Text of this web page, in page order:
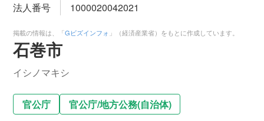
法人番号 1000020042021
掲載の情報は、「Gビズインフォ 」（経済産業省）をもとに作成しています。
石巻市
イシノマキシ
官公庁 官公庁/地方公務(自治体)